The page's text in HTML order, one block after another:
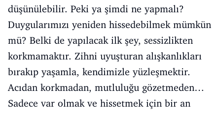
düşünülebilir. Peki ya şimdi ne yapmalı?
Duygularımızı yeniden hissedebilmek mümkün
mü? Belki de yapılacak ilk şey, sessizlikten
korkmamaktır. Zihni uyuşturan alışkanlıkları
bırakıp yaşamla, kendimizle yüzleşmektir.
Acıdan korkmadan, mutluluğu gözetmeden…
Sadece var olmak ve hissetmek için bir an